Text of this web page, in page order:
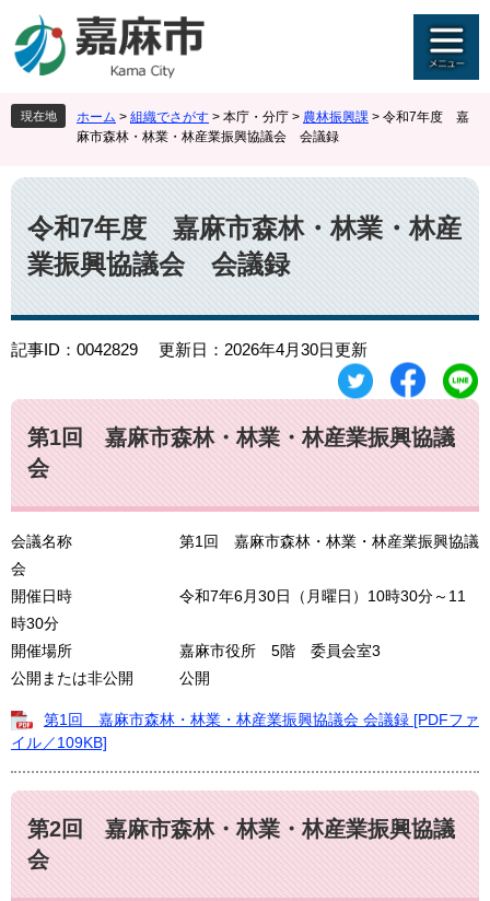
ジ
先
頭
。
ュ
を
飛
て
本
文
へ
現在地 ホーム > 組織でさがす > 本庁・分庁 > 農林振興課 > 令和7年度 嘉
麻市森林・林業・林産業振興協議会 会議録
本
文
令和7年度 嘉麻市森林・林業・林産
業振興協議会 会議録
記事ID：0042829 更新日：2026年4月30日更新
第1回 嘉麻市森林・林業・林産業振興協議
会
会議名称 第1回 嘉麻市森林・林業・林産業振興協議
会
開催日時 令和7年6月30日（月曜日）10時30分～11
時30分
開催場所 嘉麻市役所 5階 委員会室3
公開または非公開 公開
第1回 嘉麻市森林・林業・林産業振興協議会 会議録 [PDFファ
イル／109KB]
第2回 嘉麻市森林・林業・林産業振興協議
会